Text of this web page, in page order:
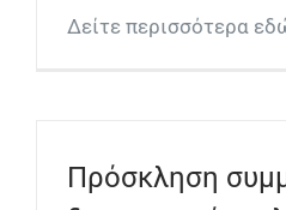
Δείτε περισσότερα
Πρόσκληση